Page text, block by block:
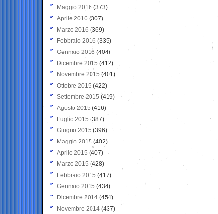
Maggio 2016 (373)
Aprile 2016 (307)
Marzo 2016 (369)
Febbraio 2016 (335)
Gennaio 2016 (404)
Dicembre 2015 (412)
Novembre 2015 (401)
Ottobre 2015 (422)
Settembre 2015 (419)
Agosto 2015 (416)
Luglio 2015 (387)
Giugno 2015 (396)
Maggio 2015 (402)
Aprile 2015 (407)
Marzo 2015 (428)
Febbraio 2015 (417)
Gennaio 2015 (434)
Dicembre 2014 (454)
Novembre 2014 (437)